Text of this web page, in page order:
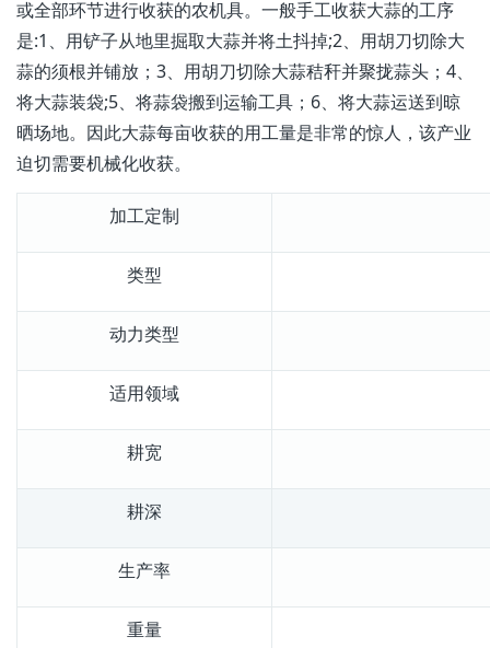
或全部环节进行收获的农机具。一般手工收获大蒜的工序
是:1、用铲子从地里掘取大蒜并将土抖掉;2、用胡刀切除大
蒜的须根并铺放；3、用胡刀切除大蒜秸秆并聚拢蒜头；4、
将大蒜装袋;5、将蒜袋搬到运输工具；6、将大蒜运送到晾
晒场地。因此大蒜每亩收获的用工量是非常的惊人，该产业
迫切需要机械化收获。
加工定制
类型
动力类型
适用领域
耕宽
耕深
生产率
重量